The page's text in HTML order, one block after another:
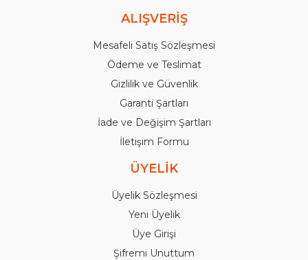
ALIŞVERİŞ
Mesafeli Satış Sözleşmesi
Ödeme ve Teslimat
Gizlilik ve Güvenlik
Garanti Şartları
İade ve Değişim Şartları
İletişim Formu
ÜYELİK
Üyelik Sözleşmesi
Yeni Üyelik
Üye Girişi
Şifremi Unuttum